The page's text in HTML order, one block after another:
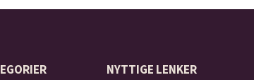
NYTTIGE LENKER